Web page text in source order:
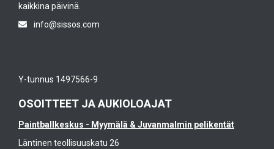
kaikkina päivinä.
info@sissos.com
Y-tunnus 1497566-9
OSOITTEET JA AUKIOLOAJAT
Paintballkeskus - Myymälä & Juvanmalmin pelikentät
Läntinen teollisuuskatu 26